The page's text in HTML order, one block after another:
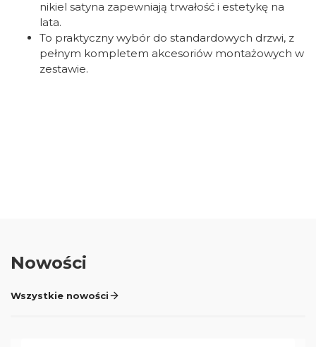
nikiel satyna zapewniają trwałość i estetykę na
lata.
To praktyczny wybór do standardowych drzwi, z
pełnym kompletem akcesoriów montażowych w
zestawie.
Nowości
Wszystkie nowości